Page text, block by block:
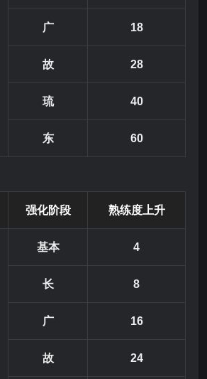
广 18
故 28
琉 40
东 60
强化阶段 熟练度上升
基本 4
长 8
广 16
故 24